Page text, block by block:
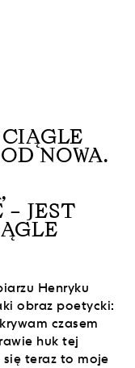
NOWA.
JEST
Henryku
obraz poetycki:
czasem
huk tej
się teraz to moje